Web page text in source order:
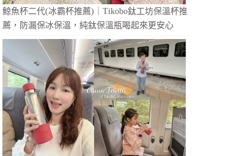
鯨魚杯二代(冰霸杯推薦)｜Tikobo鈦工坊保溫杯推
薦，防漏保冰保溫，純鈦保溫瓶喝起來更安心